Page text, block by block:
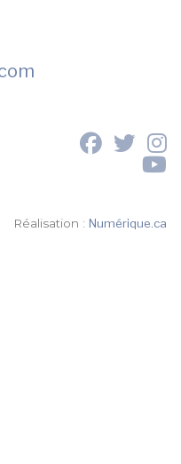
Réalisation :Numérique.ca